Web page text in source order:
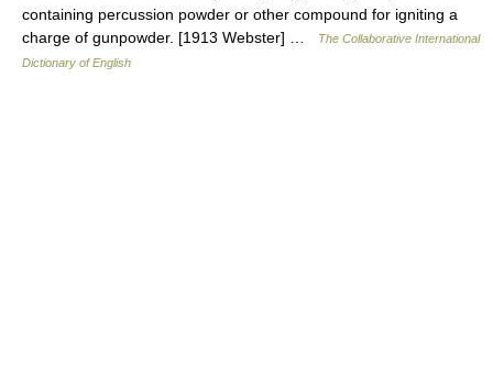
containing percussion powder or other compound for igniting a
charge of gunpowder. [1913 Webster] …
The Collaborative International
Dictionary of English